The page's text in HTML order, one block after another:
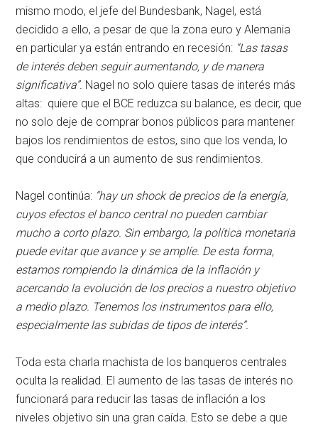
mismo modo, el jefe del Bundesbank, Nagel, está
decidido a ello, a pesar de que la zona euro y Alemania
en particular ya están entrando en recesión: “Las tasas
de interés deben seguir aumentando, y de manera
significativa”. Nagel no solo quiere tasas de interés más
altas: quiere que el BCE reduzca su balance, es decir, que
no solo deje de comprar bonos públicos para mantener
bajos los rendimientos de estos, sino que los venda, lo
que conducirá a un aumento de sus rendimientos.
Nagel continúa: “hay un shock de precios de la energía,
cuyos efectos el banco central no pueden cambiar
mucho a corto plazo. Sin embargo, la política monetaria
puede evitar que avance y se amplíe. De esta forma,
estamos rompiendo la dinámica de la inflación y
acercando la evolución de los precios a nuestro objetivo
a medio plazo. Tenemos los instrumentos para ello,
especialmente las subidas de tipos de interés”.
Toda esta charla machista de los banqueros centrales
oculta la realidad. El aumento de las tasas de interés no
funcionará para reducir las tasas de inflación a los
niveles objetivo sin una gran caída. Esto se debe a que